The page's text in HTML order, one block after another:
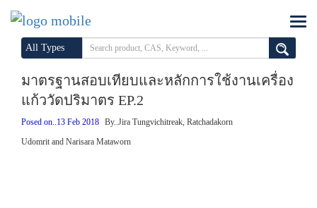
All Types
มาตรฐานสอบเทียบและหลักการใช้งานเครื่อง
แก้ววัดปริมาตร EP.2
Posed on..13 Feb 2018 By..Jira Tungvichitreak, Ratchadakorn
Udomrit and Narisara Mataworn